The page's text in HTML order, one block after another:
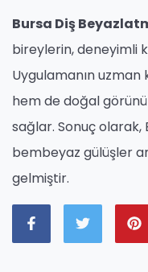
Bursa Diş
bireylerin, deneyimli
Uygulamanın uzman
hem de doğal
sağlar. Sonuç olarak,
bembeyaz gülüşler
gelmiştir.